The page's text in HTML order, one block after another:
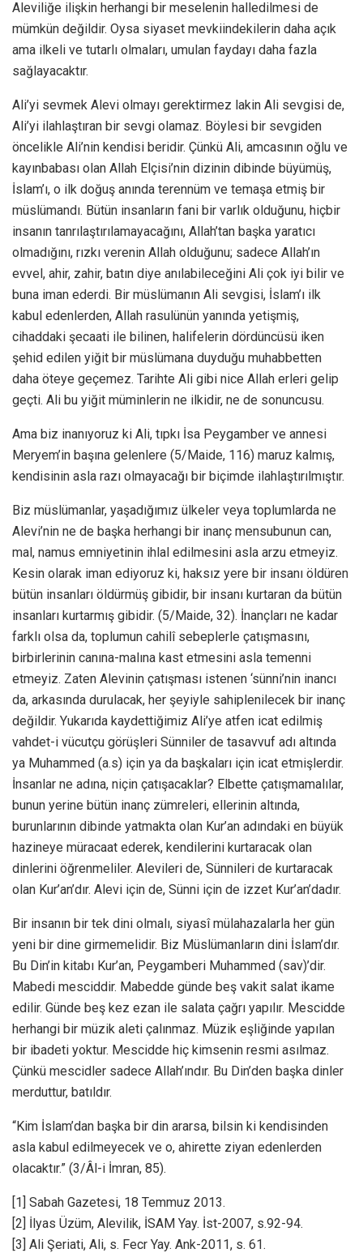
Aleviliğe ilişkin herhangi bir meselenin halledilmesi de
mümkün değildir. Oysa siyaset mevkiindekilerin daha açık
ama ilkeli ve tutarlı olmaları, umulan faydayı daha fazla
sağlayacaktır.
Ali’yi sevmek Alevi olmayı gerektirmez lakin Ali sevgisi de,
Ali’yi ilahlaştıran bir sevgi olamaz. Böylesi bir sevgiden
öncelikle Ali’nin kendisi beridir. Çünkü Ali, amcasının oğlu ve
kayınbabası olan Allah Elçisi’nin dizinin dibinde büyümüş,
İslam’ı, o ilk doğuş anında terennüm ve temaşa etmiş bir
müslümandı. Bütün insanların fani bir varlık olduğunu, hiçbir
insanın tanrılaştırılamayacağını, Allah’tan başka yaratıcı
olmadığını, rızkı verenin Allah olduğunu; sadece Allah’ın
evvel, ahir, zahir, batın diye anılabileceğini Ali çok iyi bilir ve
buna iman ederdi. Bir müslümanın Ali sevgisi, İslam’ı ilk
kabul edenlerden, Allah rasulünün yanında yetişmiş,
cihaddaki şecaati ile bilinen, halifelerin dördüncüsü iken
şehid edilen yiğit bir müslümana duyduğu muhabbetten
daha öteye geçemez. Tarihte Ali gibi nice Allah erleri gelip
geçti. Ali bu yiğit müminlerin ne ilkidir, ne de sonuncusu.
Ama biz inanıyoruz ki Ali, tıpkı İsa Peygamber ve annesi
Meryem’in başına gelenlere (5/Maide, 116) maruz kalmış,
kendisinin asla razı olmayacağı bir biçimde ilahlaştırılmıştır.
Biz müslümanlar, yaşadığımız ülkeler veya toplumlarda ne
Alevi’nin ne de başka herhangi bir inanç mensubunun can,
mal, namus emniyetinin ihlal edilmesini asla arzu etmeyiz.
Kesin olarak iman ediyoruz ki, haksız yere bir insanı öldüren
bütün insanları öldürmüş gibidir, bir insanı kurtaran da bütün
insanları kurtarmış gibidir. (5/Maide, 32). İnançları ne kadar
farklı olsa da, toplumun cahilî sebeplerle çatışmasını,
birbirlerinin canına-malına kast etmesini asla temenni
etmeyiz. Zaten Alevinin çatışması istenen ‘sünni’nin inancı
da, arkasında durulacak, her şeyiyle sahiplenilecek bir inanç
değildir. Yukarıda kaydettiğimiz Ali’ye atfen icat edilmiş
vahdet-i vücutçu görüşleri Sünniler de tasavvuf adı altında
ya Muhammed (a.s) için ya da başkaları için icat etmişlerdir.
İnsanlar ne adına, niçin çatışacaklar? Elbette çatışmamalılar,
bunun yerine bütün inanç zümreleri, ellerinin altında,
burunlarının dibinde yatmakta olan Kur’an adındaki en büyük
hazineye müracaat ederek, kendilerini kurtaracak olan
dinlerini öğrenmeliler. Alevileri de, Sünnileri de kurtaracak
olan Kur’an’dır. Alevi için de, Sünni için de izzet Kur’an’dadır.
Bir insanın bir tek dini olmalı, siyasî mülahazalarla her gün
yeni bir dine girmemelidir. Biz Müslümanların dini İslam’dır.
Bu Din’in kitabı Kur’an, Peygamberi Muhammed (sav)’dir.
Mabedi mesciddir. Mabedde günde beş vakit salat ikame
edilir. Günde beş kez ezan ile salata çağrı yapılır. Mescidde
herhangi bir müzik aleti çalınmaz. Müzik eşliğinde yapılan
bir ibadeti yoktur. Mescidde hiç kimsenin resmi asılmaz.
Çünkü mescidler sadece Allah’ındır. Bu Din’den başka dinler
merduttur, batıldır.
“Kim İslam’dan başka bir din ararsa, bilsin ki kendisinden
asla kabul edilmeyecek ve o, ahirette ziyan edenlerden
olacaktır.” (3/Âl-i İmran, 85).
[1] Sabah Gazetesi, 18 Temmuz 2013.
[2] İlyas Üzüm, Alevilik, İSAM Yay. İst-2007, s.92-94.
[3] Ali Şeriati, Ali, s. Fecr Yay. Ank-2011, s. 61.